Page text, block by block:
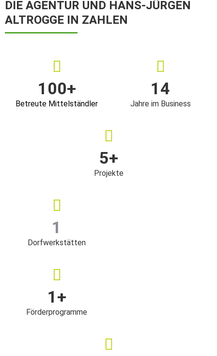
DIE AGENTUR UND HANS-JÜRGEN
ALTROGGE IN ZAHLEN
100+
Betreute Mittelständler
14
Jahre im Business
5+
Projekte
1
Dorfwerkstätten
1 +
Förderprogramme